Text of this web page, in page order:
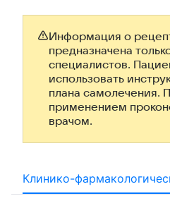
Информация о
предназначена
специалистов.
использовать
плана самолечения.
применением
врачом.
Клинико-